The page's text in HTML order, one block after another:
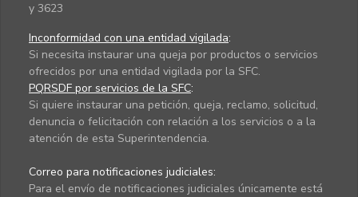
y 3623
Inconformidad con una entidad vigilada:
Si necesita instaurar una queja por productos o servicios
ofrecidos por una entidad vigilada por la SFC.
PQRSDF por servicios de la SFC:
Si quiere instaurar una petición, queja, reclamo, solicitud,
denuncia o felicitación con relación a los servicios o a la
atención de esta Superintendencia.
Correo para notificaciones judiciales:
Para el envío de notificaciones judiciales únicamente está